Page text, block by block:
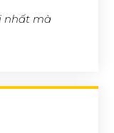
nhất mà